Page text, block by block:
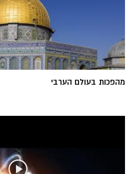
מהפכות בעולם הערבי